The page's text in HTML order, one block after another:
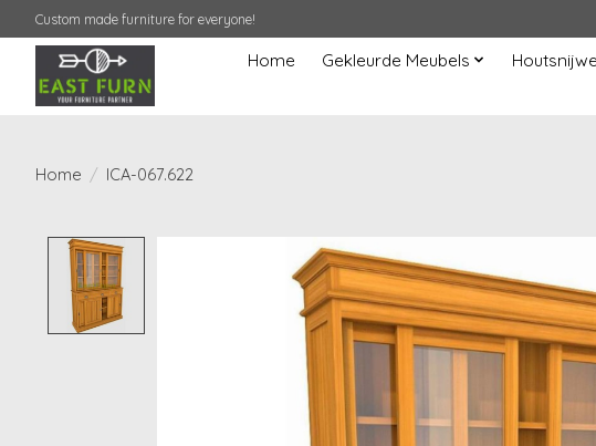
Custom made furniture for everyone!
Home Gekleurde Meubels
Home / ICA-067.622
Product image slideshow Items